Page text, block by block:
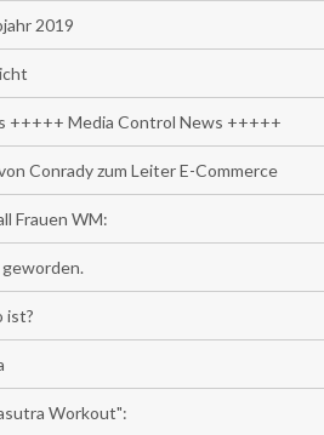
2019
+++++ Media Control News +++++
Conrady zum Leiter E-Commerce
Frauen WM:
ist?
Workout":